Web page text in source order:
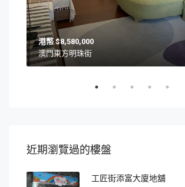
$8,580,000
澳門東方明珠街
近期瀏覽過的樓盤
工匠街添富大廈地舖